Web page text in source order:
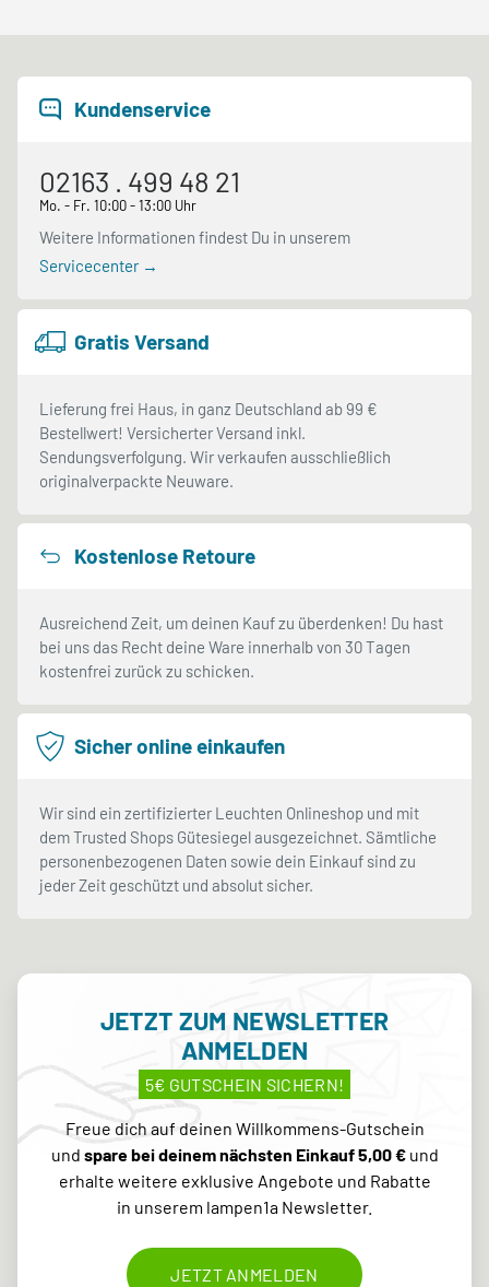
Kundenservice
02163 . 499 48 21
Mo. - Fr. 10:00 - 13:00 Uhr
Weitere Informationen findest Du in unserem
Servicecenter →
Gratis Versand
Lieferung frei Haus, in ganz Deutschland ab 99 €
Bestellwert! Versicherter Versand inkl.
Sendungsverfolgung. Wir verkaufen ausschließlich
originalverpackte Neuware.
Kostenlose Retoure
Ausreichend Zeit, um deinen Kauf zu überdenken! Du hast
bei uns das Recht deine Ware innerhalb von 30 Tagen
kostenfrei zurück zu schicken.
Sicher online einkaufen
Wir sind ein zertifizierter Leuchten Onlineshop und mit
dem Trusted Shops Gütesiegel ausgezeichnet. Sämtliche
personenbezogenen Daten sowie dein Einkauf sind zu
jeder Zeit geschützt und absolut sicher.
JETZT ZUM NEWSLETTER
ANMELDEN
5€ GUTSCHEIN SICHERN!
Freue dich auf deinen Willkommens-Gutschein
und spare bei deinem nächsten Einkauf 5,00 €und
erhalte weitere exklusive Angebote und Rabatte
in unserem lampen1a Newsletter.
JETZT ANMELDEN